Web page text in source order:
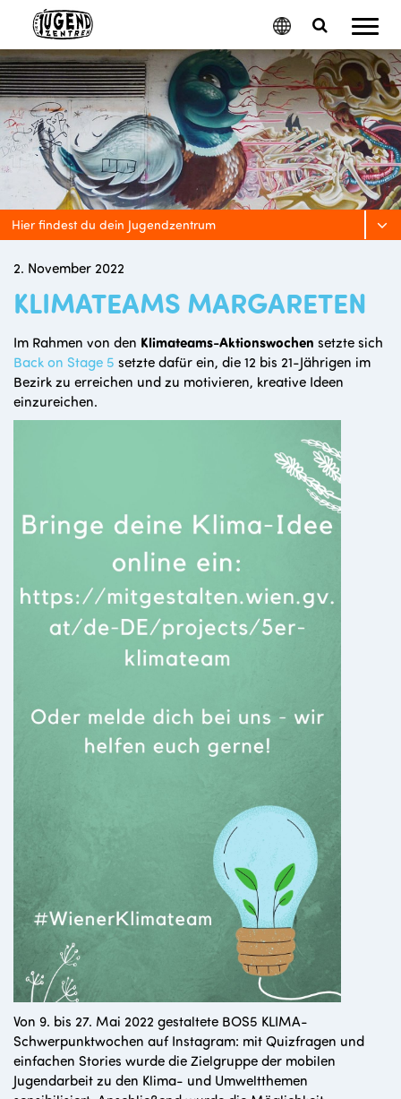
Menu
Toggle
Search
Google
Translate
Hier findest du dein Jugendzentrum
2. November 2022
KLIMATEAMS MARGARETEN
Im Rahmen von den Klimateams-Aktionswochen setzte sich
Back on Stage 5 setzte dafür ein, die 12 bis 21-Jährigen im
Bezirk zu erreichen und zu motivieren, kreative Ideen
einzureichen.
Von 9. bis 27. Mai 2022 gestaltete BOS5 KLIMA-
Schwerpunktwochen auf Instagram: mit Quizfragen und
einfachen Stories wurde die Zielgruppe der mobilen
Jugendarbeit zu den Klima- und Umweltthemen